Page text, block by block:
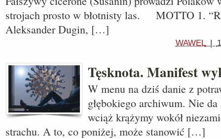
strojach prosto w błotnisty las. MOTTO 1.
Aleksander Dugin, […]
WAWEL|
Tęsknota. Manifest
W menu na dziś danie z
głębokiego archiwum. Nie
wciąż krążymy wokół
strachu. A to, co poniżej, może stanowić […]